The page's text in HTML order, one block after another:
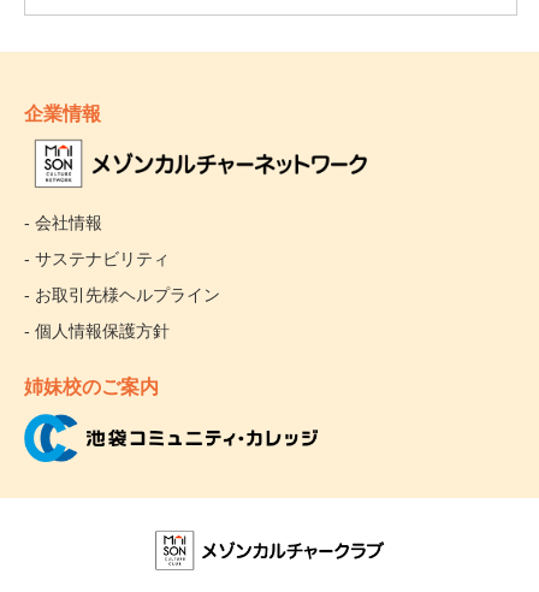
企業情報
- 会社情報
- サステナビリティ
- お取引先様ヘルプライン
- 個人情報保護方針
姉妹校のご案内